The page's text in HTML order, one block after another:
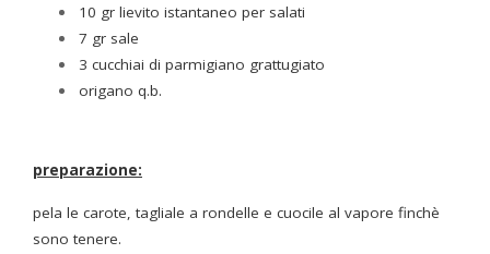
10 gr lievito istantaneo per salati
7 gr sale
3 cucchiai di parmigiano grattugiato
origano q.b.
preparazione:
pela le carote, tagliale a rondelle e cuocile al vapore finchè
sono tenere.